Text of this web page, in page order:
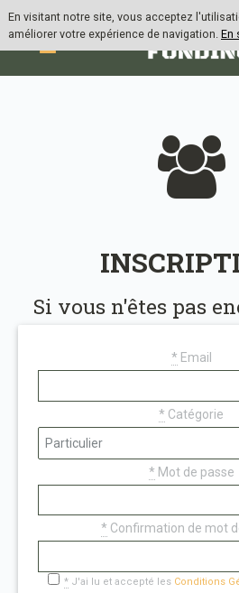
En visitant notre site, vous acceptez
améliorer votre expérience de navigation. En
Si vous n'êtes pas
* Email
* Catégorie
* Mot de passe
* Confirmation de mot
* J'ai lu et accepté les Conditions